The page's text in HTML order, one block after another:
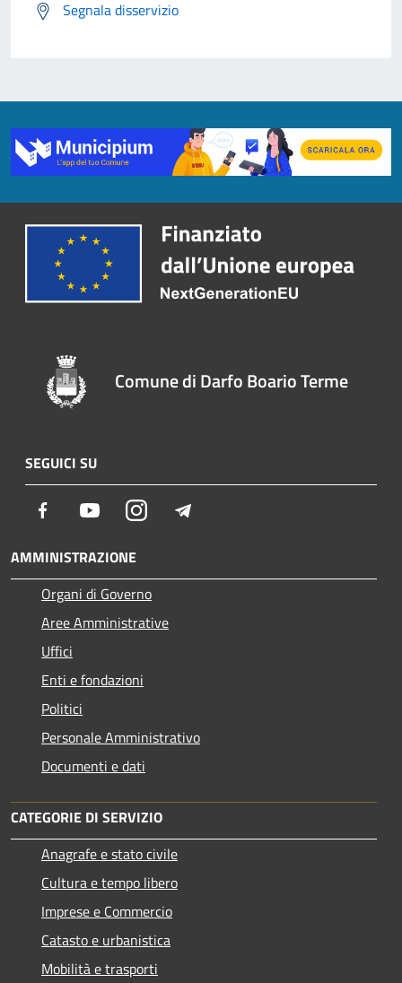
Segnala disservizio
Comune di Darfo Boario Terme
SEGUICI SU
Facebook YoutubeInstagram
AMMINISTRAZIONE
Organi di Governo
Aree Amministrative
Uffici
Enti e fondazioni
Politici
Personale Amministrativo
Documenti e dati
CATEGORIE DI SERVIZIO
Anagrafe e stato civile
Cultura e tempo libero
Imprese e Commercio
Catasto e urbanistica
Mobilità e trasporti